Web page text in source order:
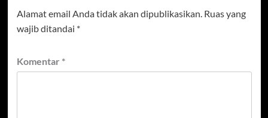
Alamat email Anda tidak akan dipublikasikan. Ruas yang
wajib ditandai *
Komentar *